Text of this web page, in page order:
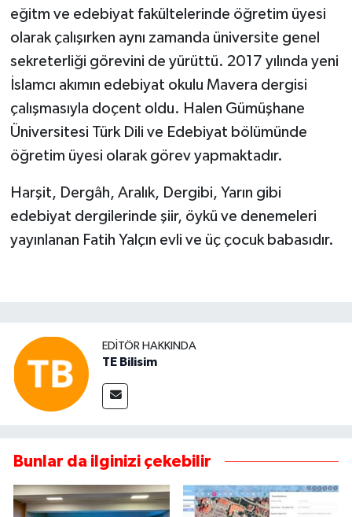
eğitm ve edebiyat fakültelerinde öğretim üyesi
olarak çalışırken aynı zamanda üniversite genel
sekreterliği görevini de yürüttü. 2017 yılında yeni
İslamcı akımın edebiyat okulu Mavera dergisi
çalışmasıyla doçent oldu. Halen Gümüşhane
Üniversitesi Türk Dili ve Edebiyat bölümünde
öğretim üyesi olarak görev yapmaktadır.
Harşit, Dergâh, Aralık, Dergibi, Yarın gibi
edebiyat dergilerinde şiir, öykü ve denemeleri
yayınlanan Fatih Yalçın evli ve üç çocuk babasıdır.
EDITÖR HAKKINDA
TE Bilisim
Bunlar da ilginizi çekebilir